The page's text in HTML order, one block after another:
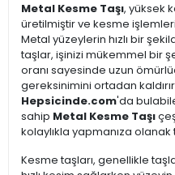
Metal Kesme Taşı, yüksek
üretilmiştir ve kesme
Metal yüzeylerin hızlı bir
taşlar, işinizi mükemmel bir
oranı sayesinde uzun
gereksinimini ortadan
Hepsicinde.com'da
sahip Metal Kesme Taşı
kolaylıkla yapmanıza olanak
Kesme taşları, genellikle